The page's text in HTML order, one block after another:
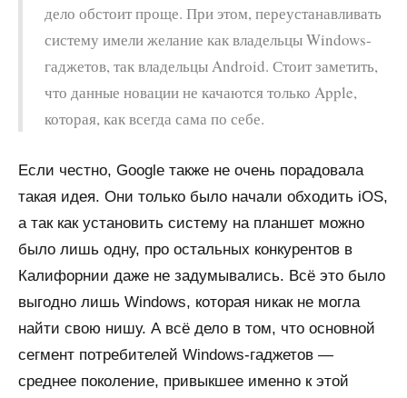
дело обстоит проще. При этом, переустанавливать
систему имели желание как владельцы Windows-
гаджетов, так владельцы Android. Стоит заметить,
что данные новации не качаются только Apple,
которая, как всегда сама по себе.
Если честно, Google также не очень порадовала
такая идея. Они только было начали обходить iOS,
а так как установить систему на планшет можно
было лишь одну, про остальных конкурентов в
Калифорнии даже не задумывались. Всё это было
выгодно лишь Windows, которая никак не могла
найти свою нишу. А всё дело в том, что основной
сегмент потребителей Windows-гаджетов —
среднее поколение, привыкшее именно к этой